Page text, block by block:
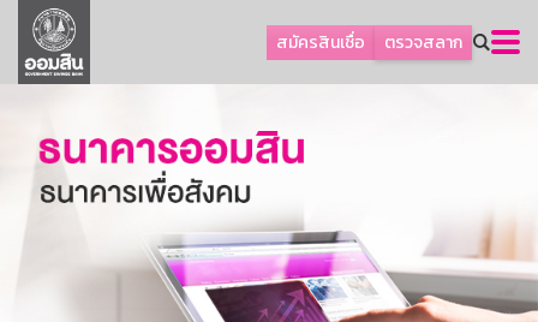
สมัครสินเชื่อ ตรวจสลาก
ลูกค้าธุรกิจ
ลูกค้าผู้ประกอบรายย่อย
ออมเพื่อสุข
เกี่ยวกับธนาคาร
การพัฒนาที่ยั่งยืน